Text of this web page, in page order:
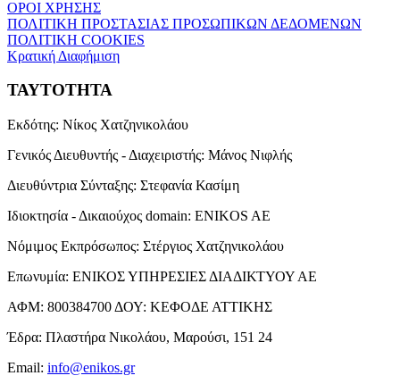
ΟΡΟΙ ΧΡΗΣΗΣ
ΠΟΛΙΤΙΚΗ ΠΡΟΣΤΑΣΙΑΣ ΠΡΟΣΩΠΙΚΩΝ ΔΕΔΟΜΕΝΩΝ
ΠΟΛΙΤΙΚΗ COOKIES
Κρατική Διαφήμιση
ΤΑΥΤΟΤΗΤΑ
Εκδότης: Νίκος Χατζηνικολάου
Γενικός Διευθυντής - Διαχειριστής: Μάνος Νιφλής
Διευθύντρια Σύνταξης: Στεφανία Κασίμη
Ιδιοκτησία - Δικαιούχος domain: ENIKOS AE
Νόμιμος Εκπρόσωπος: Στέργιος Χατζηνικολάου
Επωνυμία: ΕΝΙΚΟΣ ΥΠΗΡΕΣΙΕΣ ΔΙΑΔΙΚΤΥΟΥ ΑΕ
ΑΦΜ: 800384700 ΔΟΥ: ΚΕΦΟΔΕ ΑΤΤΙΚΗΣ
Έδρα: Πλαστήρα Νικολάου, Μαρούσι, 151 24
Email: info@enikos.gr